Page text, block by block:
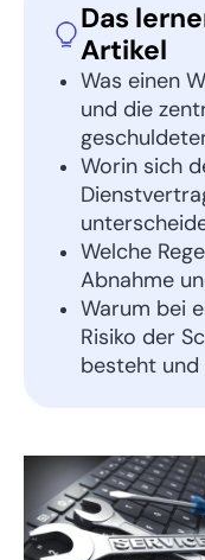
Das
Artikel
Was einen
und die
Worin sich
Welche
Abnahme
Warum bei
Risiko der
besteht und